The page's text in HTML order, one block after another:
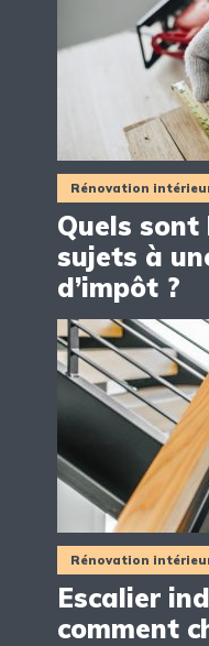
Rénovation
Quels
sujets à
d’impôt ?
Rénovation
Escalier
comment